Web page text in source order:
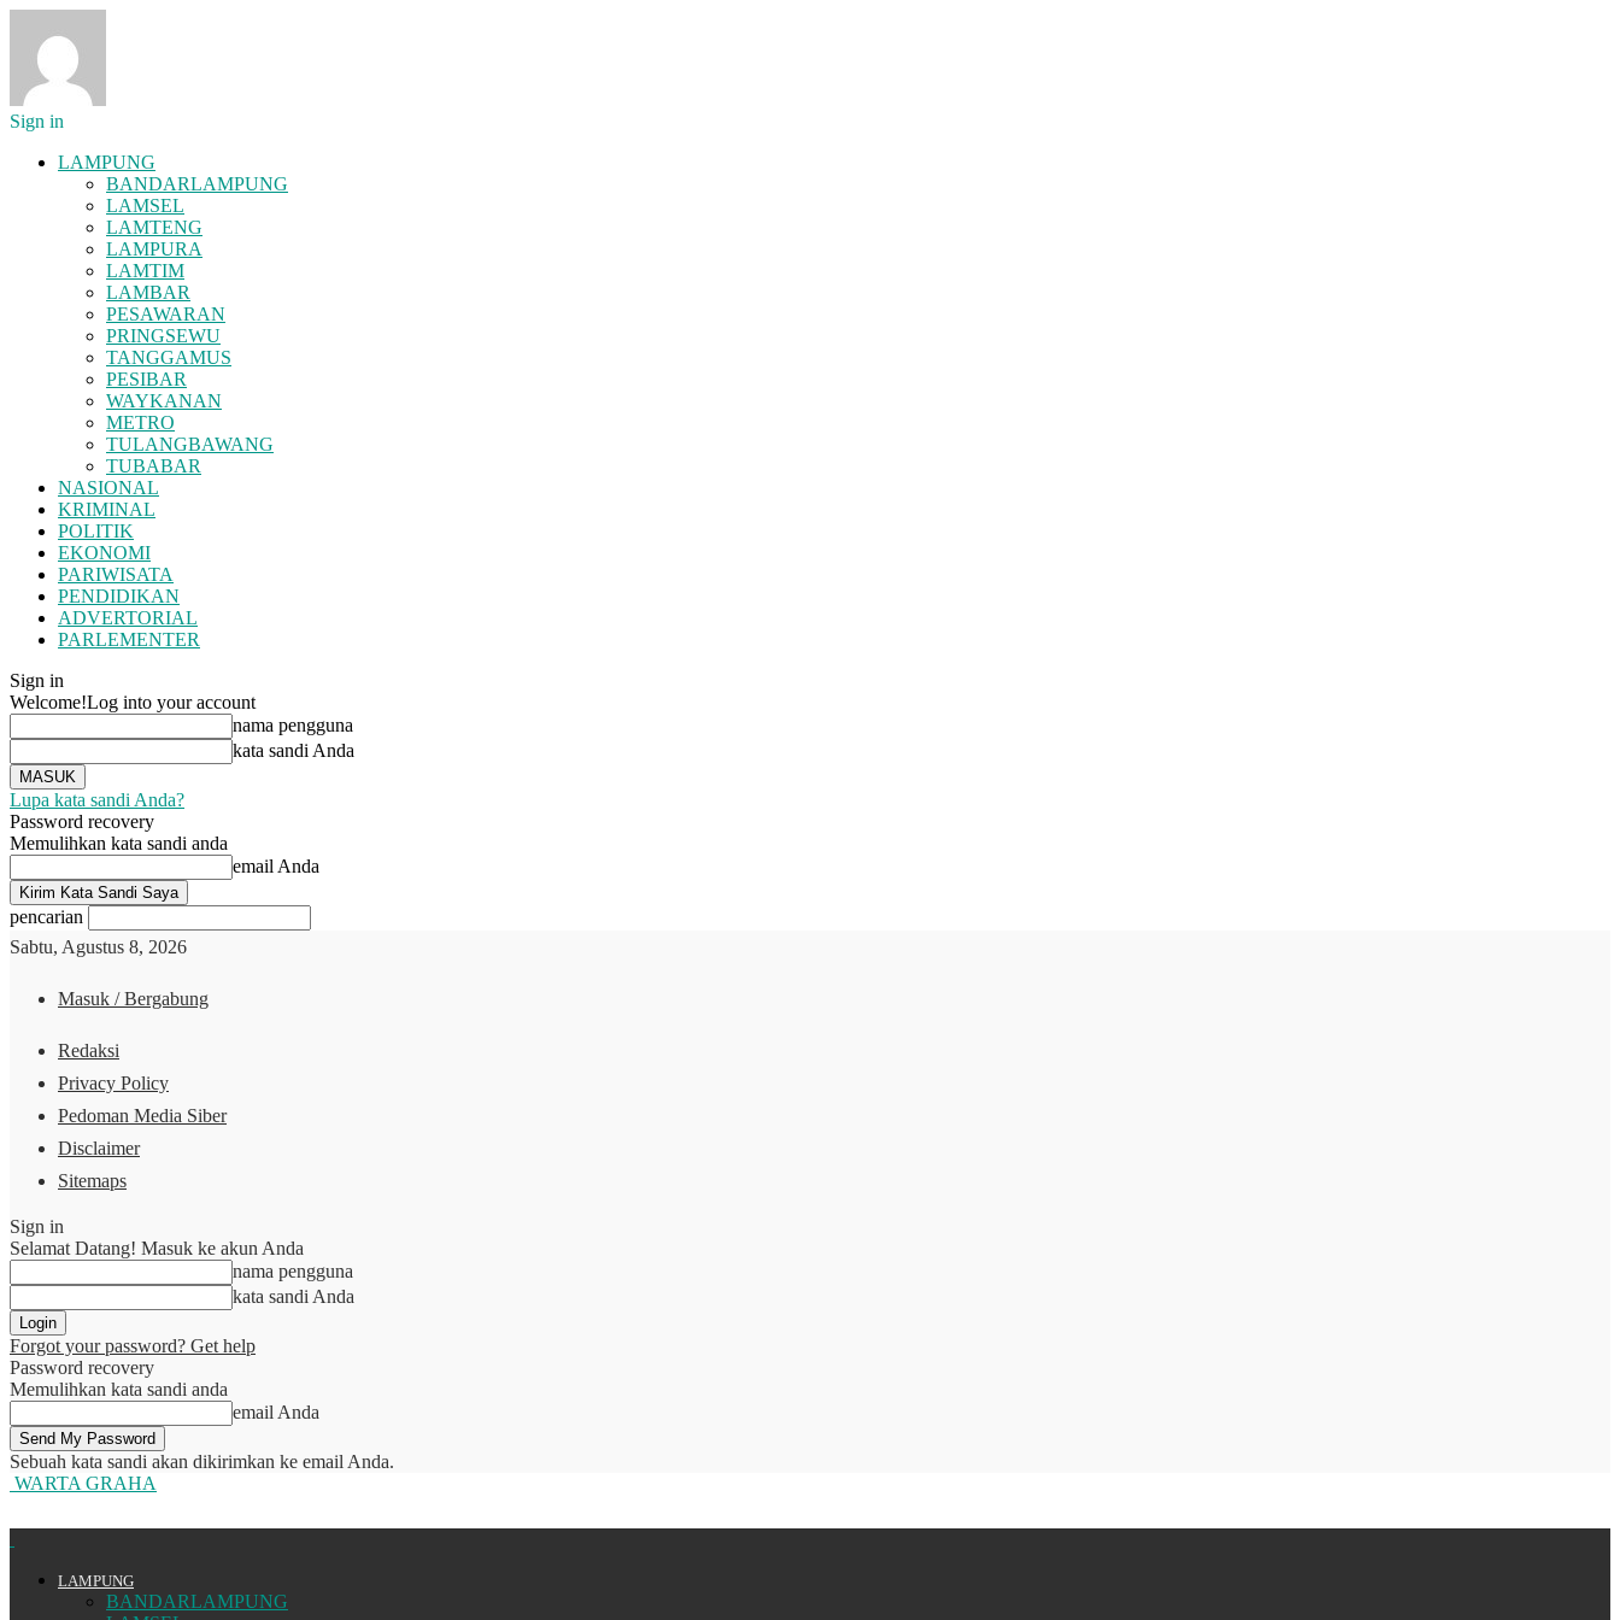
Sign in
LAMPUNG
BANDARLAMPUNG
LAMSEL
LAMTENG
LAMPURA
LAMTIM
LAMBAR
PESAWARAN
PRINGSEWU
TANGGAMUS
PESIBAR
WAYKANAN
METRO
TULANGBAWANG
TUBABAR
NASIONAL
KRIMINAL
POLITIK
EKONOMI
PARIWISATA
PENDIDIKAN
ADVERTORIAL
PARLEMENTER
Sign in
Welcome!Log into your account
nama pengguna
kata sandi Anda
Lupa kata sandi Anda?
Password recovery
Memulihkan kata sandi anda
email Anda
pencarian
Sabtu, Agustus 8, 2026
Masuk / Bergabung
Redaksi
Privacy Policy
Pedoman Media Siber
Disclaimer
Sitemaps
Sign in
Selamat Datang! Masuk ke akun Anda
nama pengguna
kata sandi Anda
Forgot your password? Get help
Password recovery
Memulihkan kata sandi anda
email Anda
Sebuah kata sandi akan dikirimkan ke email Anda.
WARTA GRAHA
LAMPUNG
BANDARLAMPUNG